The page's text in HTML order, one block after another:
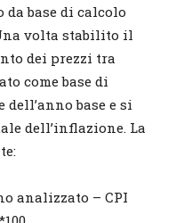
base di calcolo
volta stabilito il
dei prezzi tra
come base di
base e si
dell’inflazione. La
analizzato – CPI